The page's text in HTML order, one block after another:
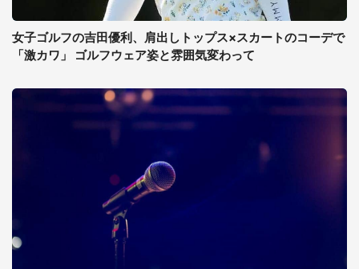
女子ゴルフの吉田優利、肩出しトップス×スカートのコーデで
「激カワ」 ゴルフウェア姿と雰囲気変わって